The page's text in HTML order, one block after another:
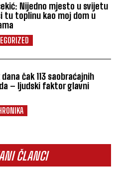
Nijedno mjesto u svijetu
tu toplinu kao moj dom u
čak 113 saobraćajnih
– ljudski faktor glavni
ČLANCI